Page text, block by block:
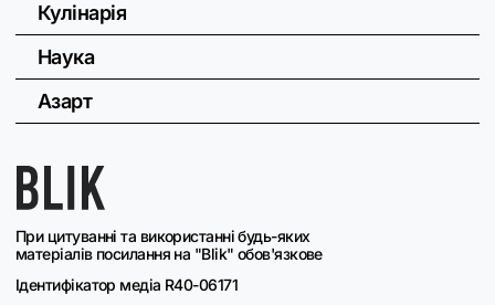
При цитуванні та використанні будь-яких
матеріалів посилання на "Blik" обов'язкове
Ідентифікатор медіа R40-06171
Кулінарія
Наука
Азарт